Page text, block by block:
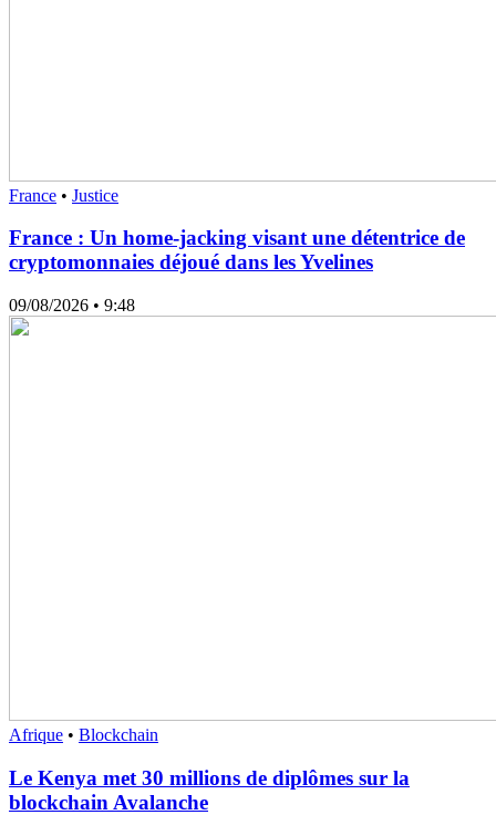
France • Justice
France : Un home-jacking visant une détentrice de
cryptomonnaies déjoué dans les Yvelines
09/08/2026 • 9:48
Afrique • Blockchain
Le Kenya met 30 millions de diplômes sur la
blockchain Avalanche